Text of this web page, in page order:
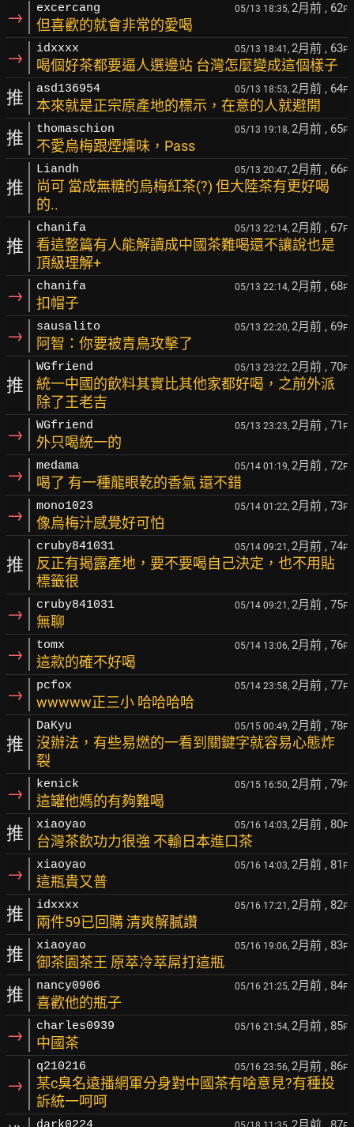
→ excercang 05/13 18:35, 2月前 , 62F
但喜歡的就會非常的愛喝
→ idxxxx 05/13 18:41, 2月前 , 63F
喝個好茶都要逼人選邊站 台灣怎麼變成這個樣子
推 asd136954 05/13 18:53, 2月前 , 64F
本來就是正宗原產地的標示，在意的人就避開
推 thomaschion 05/13 19:18, 2月前 , 65F
不愛烏梅跟煙燻味，Pass
推
Liandh 05/13 20:47, 2月前 , 66F
尚可 當成無糖的烏梅紅茶(?) 但大陸茶有更好喝
的..
推
chanifa 05/13 22:14, 2月前 , 67F
看這整篇有人能解讀成中國茶難喝還不讓說也是
頂級理解+
→ chanifa 05/13 22:14, 2月前 , 68F
扣帽子
→ sausalito 05/13 22:20, 2月前 , 69F
阿智：你要被青鳥攻擊了
推
WGfriend 05/13 23:22, 2月前 , 70F
統一中國的飲料其實比其他家都好喝，之前外派
除了王老吉
→ WGfriend 05/13 23:23, 2月前 , 71 F
外只喝統一的
→ medama 05/14 01:19, 2月前 , 72F
喝了 有一種龍眼乾的香氣 還不錯
→ mono1023 05/14 01:22, 2月前 , 73F
像烏梅汁感覺好可怕
推
cruby841031 05/14 09:21, 2月前 , 74F
反正有揭露產地，要不要喝自己決定，也不用貼
標籤很
→ cruby841031 05/14 09:21, 2月前 , 75F
無聊
→ tomx 05/14 13:06, 2月前 , 76F
這款的確不好喝
→ pcfox 05/14 23:58, 2月前 , 77F
wwwww正三小 哈哈哈哈
推
DaKyu 05/15 00:49, 2月前 , 78F
沒辦法，有些易燃的一看到關鍵字就容易心態炸
裂
→ kenick 05/15 16:50, 2月前 , 79F
這罐他媽的有夠難喝
推 xiaoyao 05/16 14:03, 2月前 , 80F
台灣茶飲功力很強 不輸日本進口茶
→ xiaoyao 05/16 14:03, 2月前 , 81 F
這瓶貴又普
推 idxxxx 05/16 17:21, 2月前 , 82F
兩件59已回購 清爽解膩讚
推 xiaoyao 05/16 19:06, 2月前 , 83F
御茶園茶王 原萃冷萃屌打這瓶
推 nancy0906 05/16 21:25, 2月前 , 84F
喜歡他的瓶子
→ charles0939 05/16 21:54, 2月前 , 85F
中國茶
→
q210216 05/16 23:56, 2月前 , 86F
某c臭名遠播網軍分身對中國茶有啥意見?有種投
訴統一呵呵